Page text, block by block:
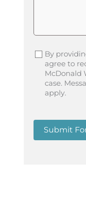
By
agree to
McDonald
case.
apply.
Submit